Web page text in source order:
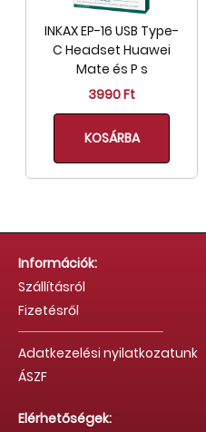
INKAX EP-16 USB Type-
C Headset Huawei
Mate és P s
3990 Ft
KOSÁRBA
Információk:
Szállításról
Fizetésről
Adatkezelési nyilatkozatunk
ÁSZF
Elérhetőségek: